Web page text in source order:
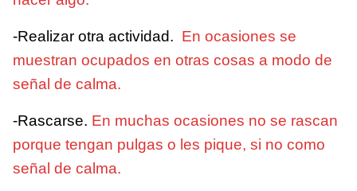
-Realizar otra actividad. En ocasiones se
muestran ocupados en otras cosas a modo de
señal de calma.
-Rascarse. En muchas ocasiones no se rascan
porque tengan pulgas o les pique, si no como
señal de calma.